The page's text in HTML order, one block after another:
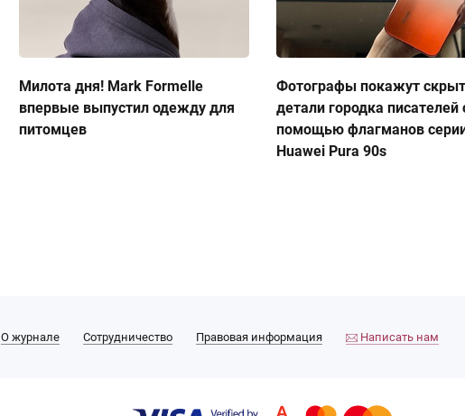
Милота дня! Mark Formelle
впервые выпустил одежду для
питомцев
Фотографы покажут
детали городка писателей
помощью флагманов
Huawei Pura 90s
О журнале Сотрудничество Правовая информация Написать нам